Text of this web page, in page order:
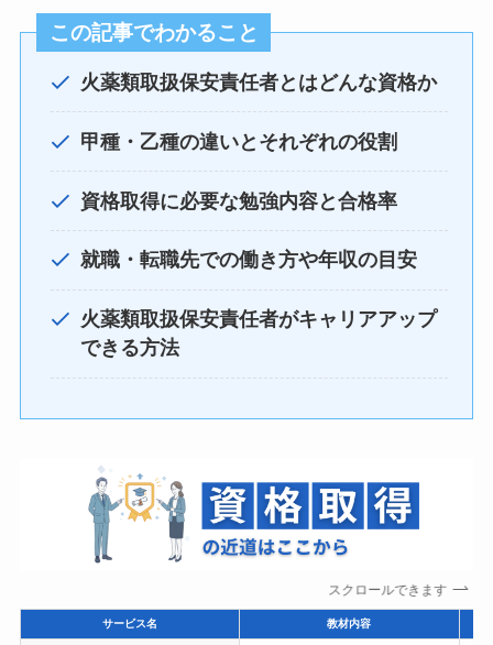
この記事でわかること
火薬類取扱保安責任者とはどんな資格か
甲種・乙種の違いとそれぞれの役割
資格取得に必要な勉強内容と合格率
就職・転職先での働き方や年収の目安
火薬類取扱保安責任者がキャリアアップ
できる方法
スクロールできます
サービス名 教材内容